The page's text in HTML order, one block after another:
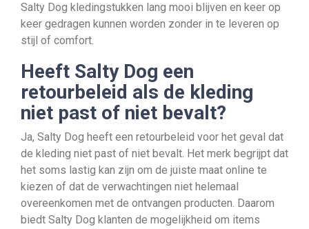
Salty Dog kledingstukken lang mooi blijven en keer op
keer gedragen kunnen worden zonder in te leveren op
stijl of comfort.
Heeft Salty Dog een
retourbeleid als de kleding
niet past of niet bevalt?
Ja, Salty Dog heeft een retourbeleid voor het geval dat
de kleding niet past of niet bevalt. Het merk begrijpt dat
het soms lastig kan zijn om de juiste maat online te
kiezen of dat de verwachtingen niet helemaal
overeenkomen met de ontvangen producten. Daarom
biedt Salty Dog klanten de mogelijkheid om items